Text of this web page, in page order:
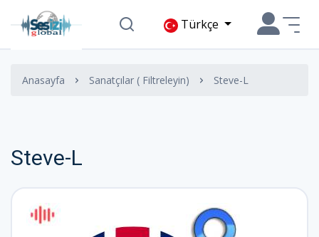
Türkçe
Anasayfa Sanatçılar ( Filtreleyin) Steve-L
Steve-L